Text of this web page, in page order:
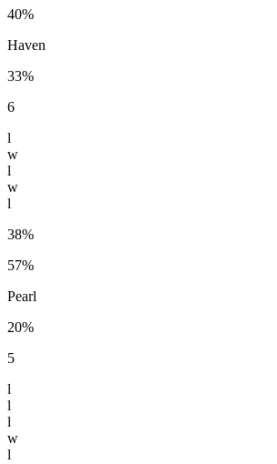
40%
Haven
33%
6
l
w
l
w
l
38%
57%
Pearl
20%
5
l
l
l
w
l